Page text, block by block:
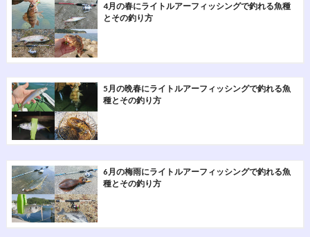
4月の春にライトルアーフィッシングで釣れる魚種
とその釣り方
5月の晩春にライトルアーフィッシングで釣れる魚
種とその釣り方
6月の梅雨にライトルアーフィッシングで釣れる魚
種とその釣り方